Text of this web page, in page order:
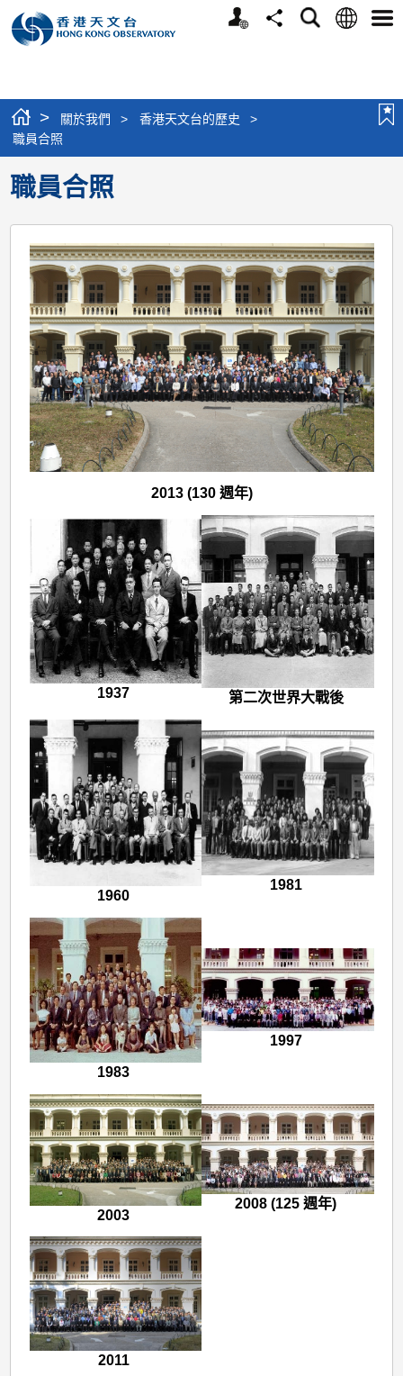
個
分
搜
語
選
> 關於我們 > 香港天文台的歷史
>
職員合照
職員合照
2013 (130 週年)
1937 第二次世界大戰後
1960
1981
1983
1997
2003
2008 (125 週年)
2011